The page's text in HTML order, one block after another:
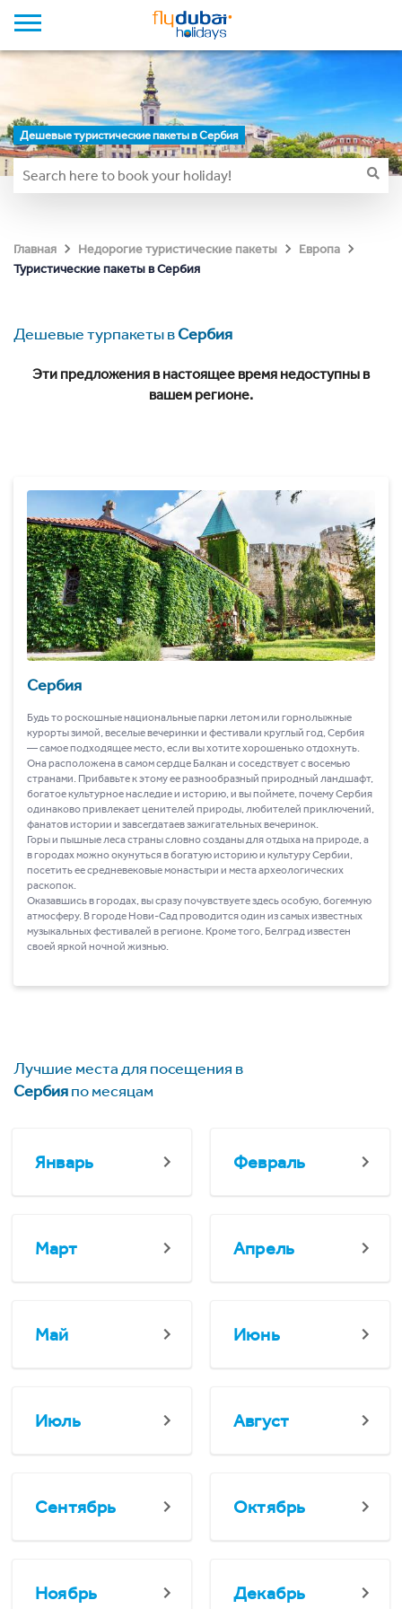
Дешевые туристические пакеты в Сербия
Главная Недорогие туристические пакеты
Европа
Туристические пакеты в Сербия
Дешевые турпакеты вСербия
Эти предложения в настоящее время недоступны в
вашем регионе.
Сербия
Будь то роскошные национальные парки летом или горнолыжные
курорты зимой, веселые вечеринки и фестивали круглый год, Сербия
― самое подходящее место, если вы хотите хорошенько отдохнуть.
Она расположена в самом сердце Балкан и соседствует с восемью
странами. Прибавьте к этому ее разнообразный природный ландшафт,
богатое культурное наследие и историю, и вы поймете, почему Сербия
одинаково привлекает ценителей природы, любителей приключений,
фанатов истории и завсегдатаев зажигательных вечеринок.
Горы и пышные леса страны словно созданы для отдыха на природе, а
в городах можно окунуться в богатую историю и культуру Сербии,
посетить ее средневековые монастыри и места археологических
раскопок.
Оказавшись в городах, вы сразу почувствуете здесь особую, богемную
атмосферу. В городе Нови-Сад проводится один из самых известных
музыкальных фестивалей в регионе. Кроме того, Белград известен
своей яркой ночной жизнью.
Лучшие места для посещения в
Сербияпо месяцам
Январь Февраль
Март Апрель
Май Июнь
Июль Август
Сентябрь Октябрь
Ноябрь Декабрь